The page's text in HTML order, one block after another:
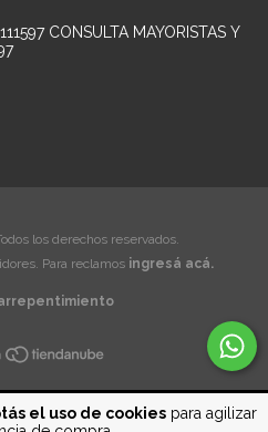
el uso de cookiespara agilizar
CONSULTA MAYORISTAS Y
los derechos reservados.
Para reclamos ingresá acá.